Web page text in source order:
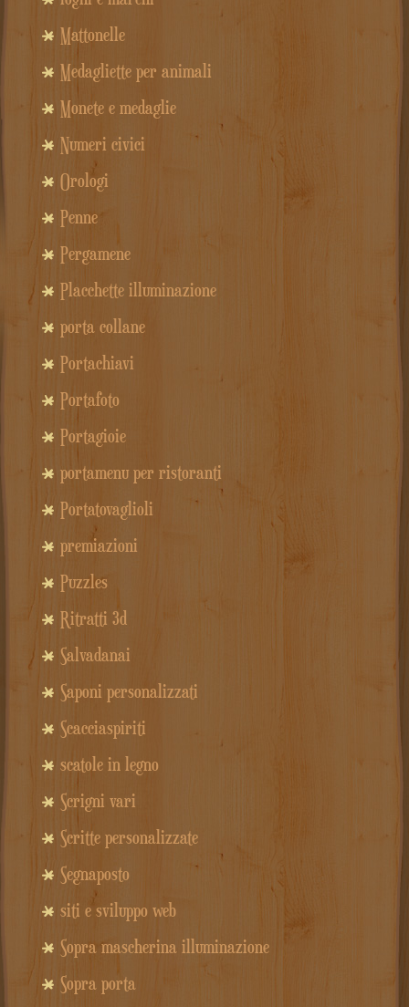
Mattonelle
Medagliette per animali
Monete e medaglie
Numeri civici
Orologi
Penne
Pergamene
Placchette illuminazione
porta collane
Portachiavi
Portafoto
Portagioie
portamenu per ristoranti
Portatovaglioli
premiazioni
Puzzles
Ritratti 3d
Salvadanai
Saponi personalizzati
Scacciaspiriti
scatole in legno
Scrigni vari
Scritte personalizzate
Segnaposto
siti e sviluppo web
Sopra mascherina illuminazione
Sopra porta